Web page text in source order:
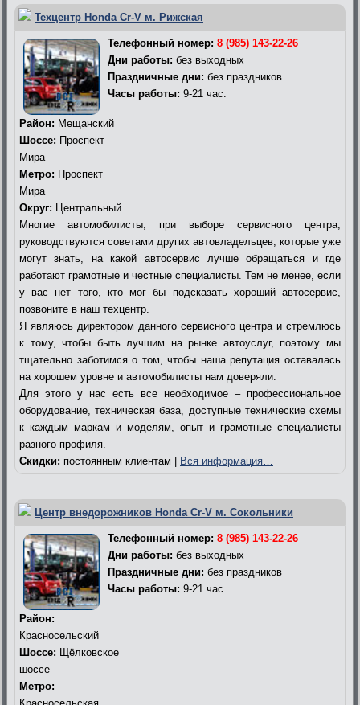
Техцентр Honda Cr-V м. Рижская
Телефонный номер: 8 (985) 143-22-26
Дни работы: без выходных
Праздничные дни: без праздников
Часы работы: 9-21 час.
Район: Мещанский
Шоссе: Проспект
Мира
Метро: Проспект
Мира
Округ: Центральный
Многие автомобилисты, при выборе сервисного центра,
руководствуются советами других автовладельцев, которые уже
могут знать, на какой автосервис лучше обращаться и где
работают грамотные и честные специалисты. Тем не менее, если
у вас нет того, кто мог бы подсказать хороший автосервис,
позвоните в наш техцентр.
Я являюсь директором данного сервисного центра и стремлюсь
к тому, чтобы быть лучшим на рынке автоуслуг, поэтому мы
тщательно заботимся о том, чтобы наша репутация оставалась
на хорошем уровне и автомобилисты нам доверяли.
Для этого у нас есть все необходимое – профессиональное
оборудование, техническая база, доступные технические схемы
к каждым маркам и моделям, опыт и грамотные специалисты
разного профиля.
Скидки: постоянным клиентам | Вся информация…
Центр внедорожников Honda Cr-V м. Сокольники
Телефонный номер: 8 (985) 143-22-26
Дни работы: без выходных
Праздничные дни: без праздников
Часы работы: 9-21 час.
Район:
Красносельский
Шоссе: Щёлковское
шоссе
Метро: